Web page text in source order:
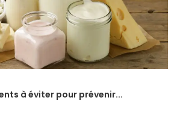
à éviter pour prévenir...